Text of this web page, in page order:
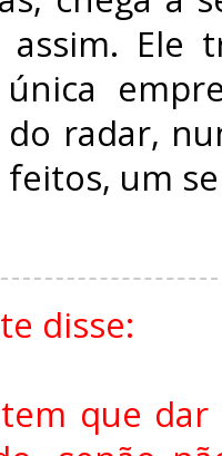
assim. Ele
radar,
feitos, um
disse:
que